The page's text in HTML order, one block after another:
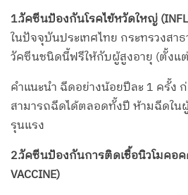
1.วัคซีนป้องกันโรคไข้หวัดใหญ่
ในปัจจุบันประเทศไทย กระทรวงส
วัคซีนชนิดนี้ฟรีให้กับผู้สูงอายุ (ตั้งแ
คำแนะนำ ฉีดอย่างน้อยปีละ 1 ครั้ง
สามารถฉีดได้ตลอดทั้งปี ห้ามฉีดใน
รุนแรง
2.วัคซีนป้องกันการติดเชื้อนิวโมคอคคั
VACCINE)